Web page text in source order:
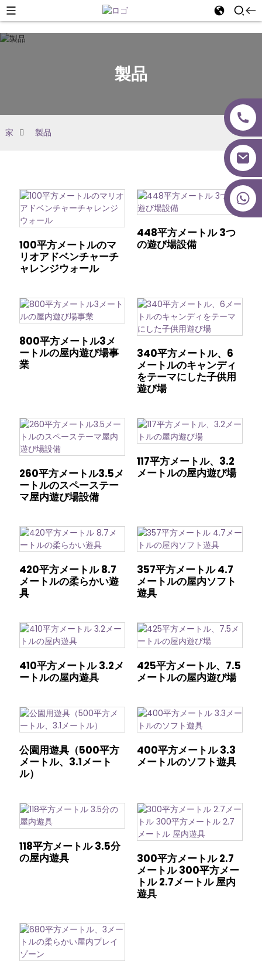
+86 18027277639
製品
家 製品
100平方メートルのマ
リオアドベンチャーチ
ャレンジウォール
448平方メートル 3つ
の遊び場設備
800平方メートル3メ
ートルの屋内遊び場事
業
340平方メートル、6
メートルのキャンディ
をテーマにした子供用
遊び場
260平方メートル3.5メ
ートルのスペーステー
マ屋内遊び場設備
117平方メートル、3.2
メートルの屋内遊び場
420平方メートル 8.7
メートルの柔らかい遊
具
357平方メートル 4.7
メートルの屋内ソフト
遊具
410平方メートル 3.2メ
ートルの屋内遊具
425平方メートル、7.5
メートルの屋内遊び場
公園用遊具（500平方
メートル、3.1メート
ル）
400平方メートル 3.3
メートルのソフト遊具
118平方メートル 3.5分
の屋内遊具
300平方メートル 2.7
メートル 300平方メー
トル 2.7メートル 屋内
遊具